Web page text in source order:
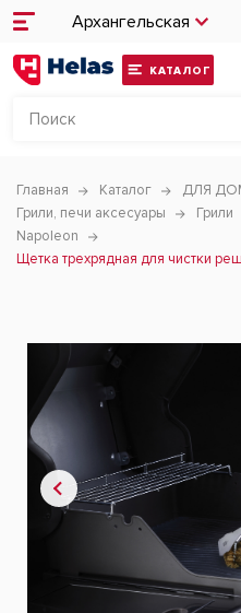
Архангельская
КАТАЛОГ
Главная Каталог
ДЛЯ
Грили, печи аксесуары
Грили
Napoleon
Щетка трехрядная для чистки